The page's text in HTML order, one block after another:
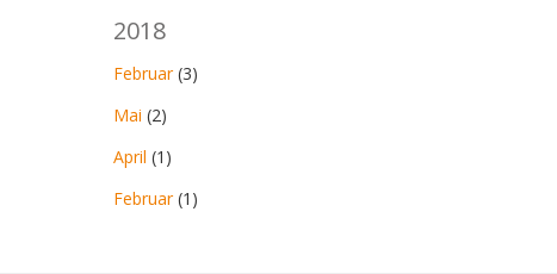
2018
Februar(3)
Mai (2)
April (1)
Februar(1)